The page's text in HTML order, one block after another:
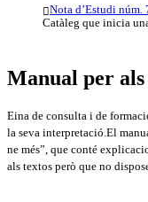
Nota d’Estudi núm.
Catàleg que inicia
Manual per
Eina de consulta i de
la seva interpretació.El
ne més”, que conté
als textos però que no